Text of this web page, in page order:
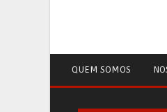
QUEM SOMOS